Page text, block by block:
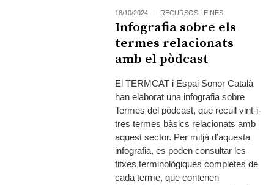
18/10/2024 RECURSOS I EINES
Infografia sobre els
termes relacionats
amb el pòdcast
El TERMCAT i Espai Sonor Català
han elaborat una infografia sobre
Termes del pòdcast, que recull vint-i-
tres termes bàsics relacionats amb
aquest sector. Per mitjà d’aquesta
infografia, es poden consultar les
fitxes terminològiques completes de
cada terme, que contenen